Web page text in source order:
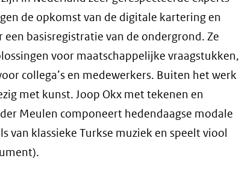
de opkomst van de digitale kartering en
basisregistratie van de ondergrond. Ze
voor maatschappelijke vraagstukken,
collega’s en medewerkers. Buiten het werk
met kunst. Joop Okx met tekenen en
Meulen componeert hedendaagse modale
van klassieke Turkse muziek en speelt viool